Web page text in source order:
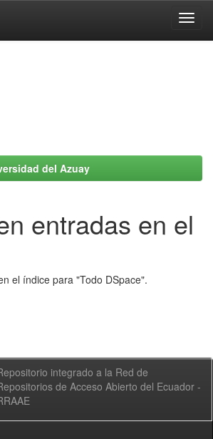
del Azuay
entradas en el
el índice para "Todo DSpace".
integrado a la Red de
de Acceso Abierto del Ecuador -